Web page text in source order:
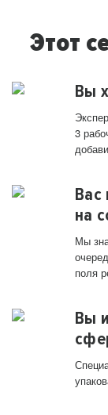
Этот
Вы
3
Вас
на
Мы
поля
Вы